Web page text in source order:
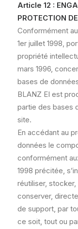
Article 12 :
PROTECTION
Conformément
1er juillet 1998,
propriété
mars 1996,
bases de
BLANZ EI est
partie des bases
site.
En accédant au
données le
conformément
1998 précitée,
réutiliser,
conserver,
de support, par
ce soit, tout ou